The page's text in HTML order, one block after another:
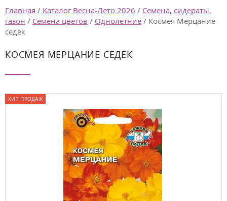
Главная / Каталог Весна-Лето 2026 / Семена, сидераты,
газон / Семена цветов / Однолетние / Космея Мерцание
седек
КОСМЕЯ МЕРЦАНИЕ СЕДЕК
ХИТ ПРОДАЖ